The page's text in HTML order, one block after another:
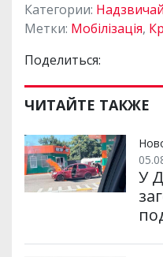
Категории:
Метки: Мобілізація,
Поделиться:
ЧИТАЙТЕ ТАКЖЕ
У